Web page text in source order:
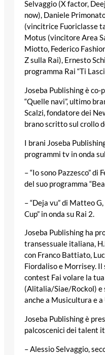
Selvaggio (X factor,
now), Daniele
(vincitrice Fuoriclasse
Motus (vincitore Area
Miotto, Federico
Z sulla Rai), Ernesto
programma Rai “Ti
Joseba Publishing è
“Quelle navi”, ultimo
Scalzi, fondatore dei
brano scritto sul crollo
I brani Joseba
programmi tv in onda
– “Io sono Pazzesco” di
del suo programma
– “Deja vu” di Matteo
Cup” in onda su Rai 2.
Joseba Publishing ha
transessuale italiana,
con Franco Battiato,
Fiordaliso e Morrisey. Il
contest Fai volare la
(Alitalia/Siae/Rockol) e
anche a Musicultura e
Joseba Publishing è
palcoscenici dei talent
– Alessio Selvaggio,